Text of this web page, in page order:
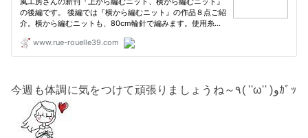
今週も体調に気をつけて頑張りましょうね～٩( ''ω'' )وｶﾞｯ